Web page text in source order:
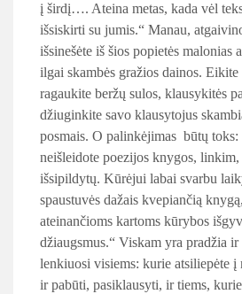
į širdį…. Ateina metas, kada vėl
išsiskirti su jumis.“ Manau,
išsinešėte iš šios popietės malonias
ilgai skambės gražios dainos. Eikite
ragaukite beržų sulos, klausykitės
džiuginkite savo klausytojus
posmais. O palinkėjimas būtų toks:
neišleidote poezijos knygos,
išsipildytų. Kūrėjui labai svarbu
spaustuvės dažais kvepiančią
ateinančioms kartoms kūrybos
džiaugsmus.“ Viskam yra pradžia ir
lenkiuosi visiems: kurie atsiliepėte į
ir pabūti, pasiklausyti, ir tiems,